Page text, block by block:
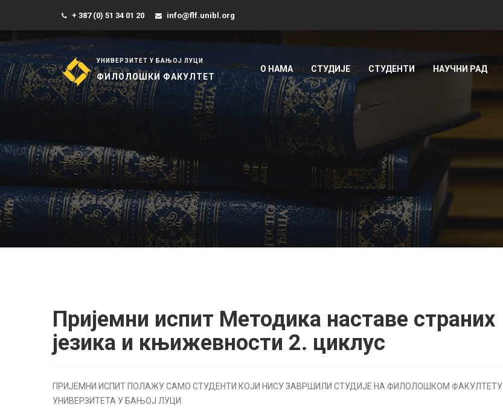
+ 387 (0) 51 34 01 20 info@flf.unibl.org
УНИВЕРЗИТЕТ У БАЊОЈ ЛУЦИ
ФИЛОЛОШКИ ФАКУЛТЕТ
О НАМА СТУДИЈЕ СТУДЕНТИ НАУЧНИ РАД
Пријемни испит Методика наставе страних
језика и књижевности 2. циклус
ПРИЈЕМНИ ИСПИТ ПОЛАЖУ САМО СТУДЕНТИ КОЈИ НИСУ ЗАВРШИЛИ СТУДИЈЕ НА ФИЛОЛОШКОМ ФАКУЛТЕТУ
УНИВЕРЗИТЕТА У БАЊОЈ ЛУЦИ.